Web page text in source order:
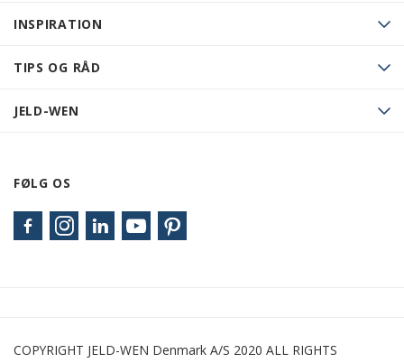
INSPIRATION
TIPS OG RÅD
JELD-WEN
FØLG OS
COPYRIGHT JELD-WEN Denmark A/S 2020 ALL RIGHTS